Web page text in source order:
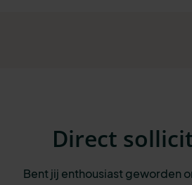
Direct
Bent jij enthousiast geworden